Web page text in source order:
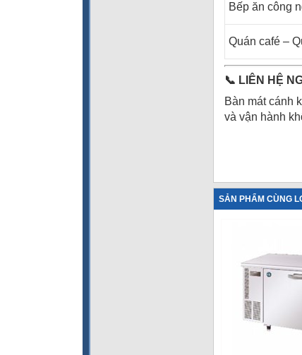
Bếp ăn công
Quán café –
📞 LIÊN HỆ
Bàn mát cánh
và vận hành
SẢN PHẨM CÙNG